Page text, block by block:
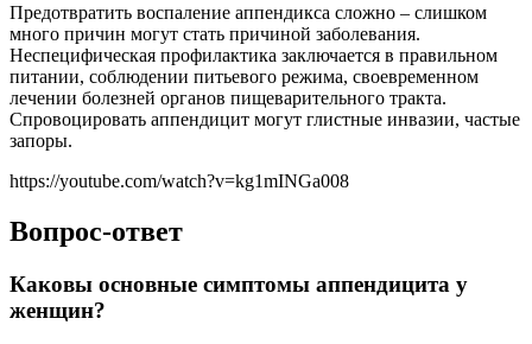
Предотвратить воспаление аппендикса сложно – слишком
много причин могут стать причиной заболевания.
Неспецифическая профилактика заключается в правильном
питании, соблюдении питьевого режима, своевременном
лечении болезней органов пищеварительного тракта.
Спровоцировать аппендицит могут глистные инвазии, частые
запоры.
https://youtube.com/watch?v=kg1mINGa008
Вопрос-ответ
Каковы основные симптомы аппендицита у
женщин?